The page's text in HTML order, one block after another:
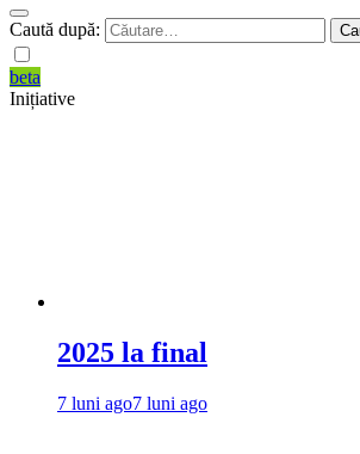
Caută după:
beta
Inițiative
2025 la final
7 luni ago7 luni ago